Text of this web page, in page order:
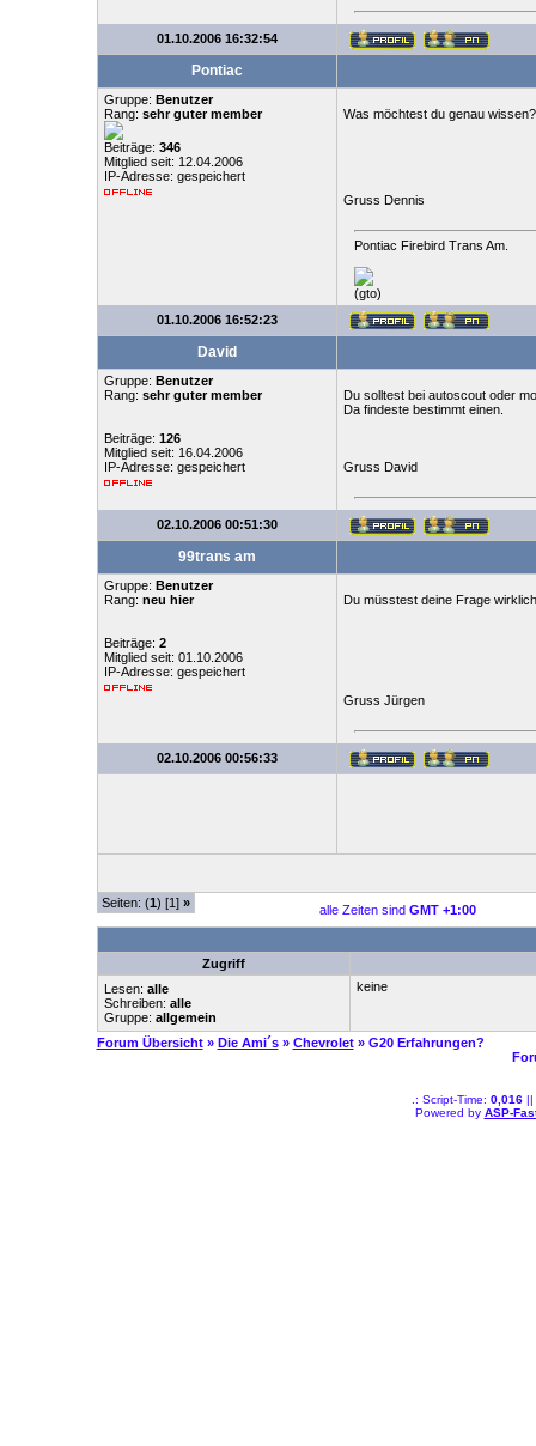
01.10.2006 16:32:54
Pontiac
Gruppe: Benutzer
Rang: sehr guter member
Beiträge: 346
Mitglied seit: 12.04.2006
IP-Adresse: gespeichert
Was möchtest du genau wissen?
Gruss Dennis
Pontiac Firebird Trans Am.
(gto)
01.10.2006 16:52:23
David
Gruppe: Benutzer
Rang: sehr guter member
Beiträge: 126
Mitglied seit: 16.04.2006
IP-Adresse: gespeichert
Du solltest bei autoscout oder
Da findeste bestimmt einen.
Gruss David
02.10.2006 00:51:30
99trans am
Gruppe: Benutzer
Rang: neu hier
Beiträge: 2
Mitglied seit: 01.10.2006
IP-Adresse: gespeichert
Du müsstest deine Frage
Gruss Jürgen
02.10.2006 00:56:33
Seiten: (1) [1] » alle Zeiten sind GMT +1:00
Zugriff
Lesen: alle
Schreiben: alle
Gruppe: allgemein
keine
Forum Übersicht » Die Ami´s » Chevrolet » G20 Erfahrungen?
.: Script-Time: 0,016 ||
Powered by ASP-